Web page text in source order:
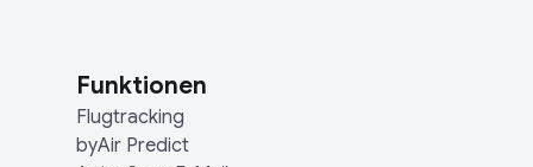
Funktionen
Flugtracking
byAir Predict